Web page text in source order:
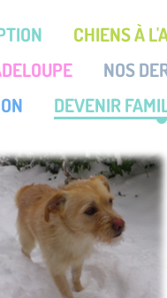
CHIENS À
NOS
DEVENIR